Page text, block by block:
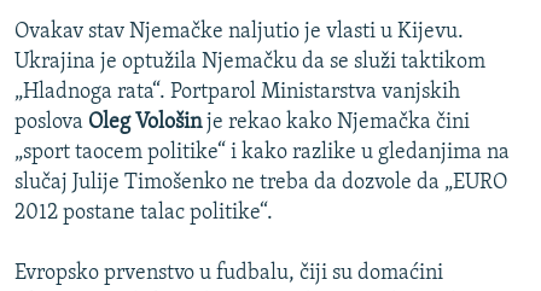
Ovakav stav Njemačke naljutio je vlasti u Kijevu.
Ukrajina je optužila Njemačku da se služi taktikom
„Hladnoga rata“. Portparol Ministarstva vanjskih
poslova Oleg Vološinje rekao kako Njemačka čini
„sport taocem politike“ i kako razlike u gledanjima na
slučaj Julije Timošenko ne treba da dozvole da „EURO
2012 postane talac politike“.
Evropsko prvenstvo u fudbalu, čiji su domaćini